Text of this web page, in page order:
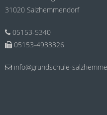
31020 Salzhemmendorf
05153-5340
05153-4933326
info@grundschule-